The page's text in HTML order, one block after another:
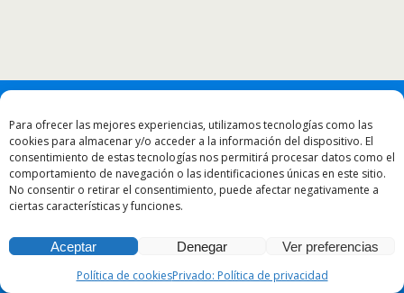
Para ofrecer las mejores experiencias, utilizamos tecnologías como las
cookies para almacenar y/o acceder a la información del dispositivo. El
consentimiento de estas tecnologías nos permitirá procesar datos como el
comportamiento de navegación o las identificaciones únicas en este sitio.
No consentir o retirar el consentimiento, puede afectar negativamente a
ciertas características y funciones.
Aceptar Denegar
Ver preferencias
Política de cookiesPrivado: Política de privacidad